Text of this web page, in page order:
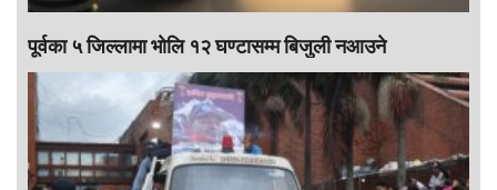
पूर्वका ५ जिल्लामा भाेलि १२ घण्टासम्म बिजुली नआउने